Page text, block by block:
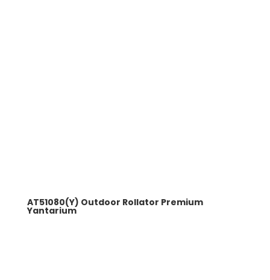
AT51080(Y) Outdoor Rollator Premium
Yantarium